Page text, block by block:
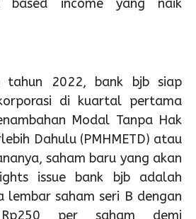
based income yang naik
tahun 2022, bank bjb siap
di kuartal pertama
Modal Tanpa Hak
Dahulu (PMHMETD) atau
saham baru yang akan
issue bank bjb adalah
lembar saham seri B dengan
per saham demi